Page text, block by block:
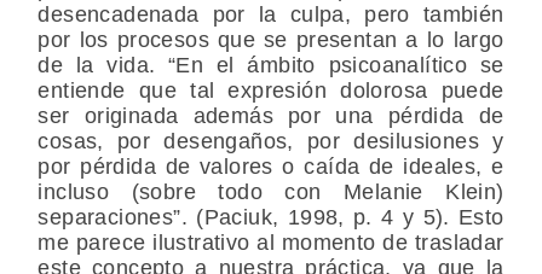
desencadenada por la culpa, pero también
por los procesos que se presentan a lo largo
de la vida. “En el ámbito psicoanalítico se
entiende que tal expresión dolorosa puede
ser originada además por una pérdida de
cosas, por desengaños, por desilusiones y
por pérdida de valores o caída de ideales, e
incluso (sobre todo con Melanie Klein)
separaciones”. (Paciuk, 1998, p. 4 y 5). Esto
me parece ilustrativo al momento de trasladar
este concepto a nuestra práctica, ya que la